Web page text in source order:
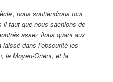
nous soutiendrons tout
il faut que nous sachions de
assez flous quant aux
dans l’obscurité les
le Moyen-Orient, et la